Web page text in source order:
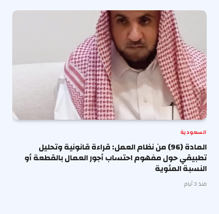
السعودية
المادة (96) من نظام العمل: قراءة قانونية وتحليل
تطبيقي حول مفهوم احتساب أجور العمال بالقطعة أو
النسبة المئوية
منذ 3 أيام